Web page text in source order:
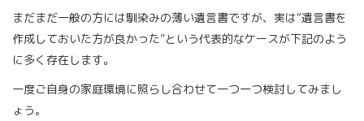
まだまだ一般の方には馴染みの薄い遺言書ですが、実は“遺言書を
作成しておいた方が良かった”という代表的なケースが下記のよう
に多く存在します。
一度ご自身の家庭環境に照らし合わせて一つ一つ検討してみまし
ょう。